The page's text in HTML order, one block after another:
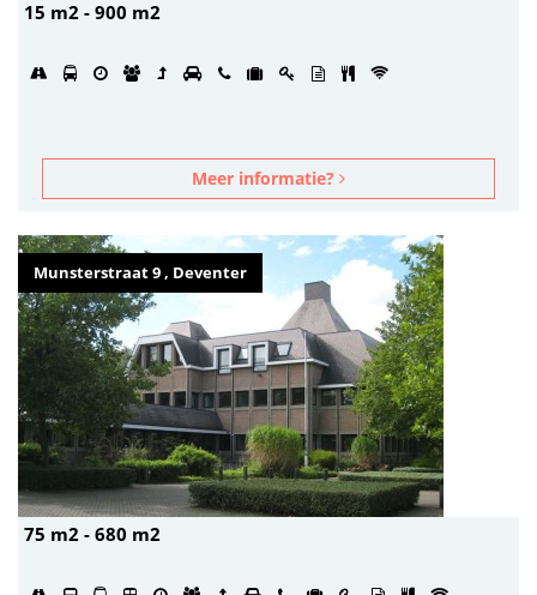
15 m2 - 900 m2
Meer informatie?
Munsterstraat 9 , Deventer
75 m2 - 680 m2